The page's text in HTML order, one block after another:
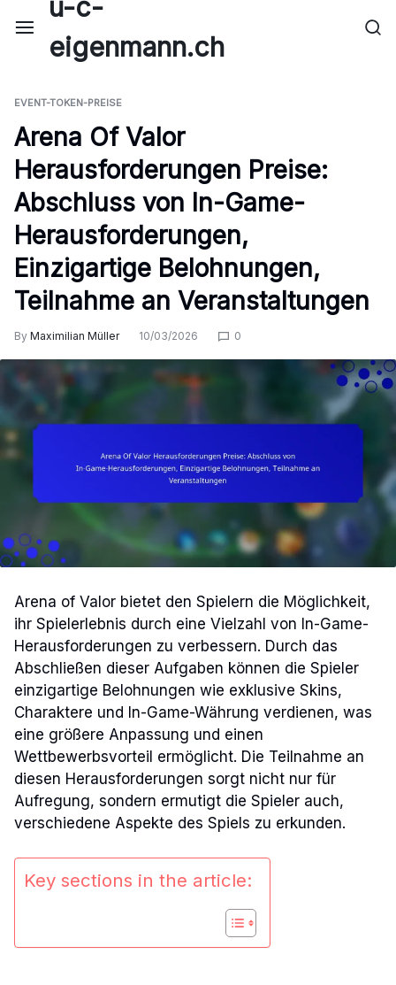
content
u-c-
eigenmann.ch
EVENT-TOKEN-PREISE
Arena Of Valor
Herausforderungen Preise:
Abschluss von In-Game-
Herausforderungen,
Einzigartige Belohnungen,
Teilnahme an Veranstaltungen
By Maximilian Müller 10/03/2026 0
Arena of Valor bietet den Spielern die Möglichkeit,
ihr Spielerlebnis durch eine Vielzahl von In-Game-
Herausforderungen zu verbessern. Durch das
Abschließen dieser Aufgaben können die Spieler
einzigartige Belohnungen wie exklusive Skins,
Charaktere und In-Game-Währung verdienen, was
eine größere Anpassung und einen
Wettbewerbsvorteil ermöglicht. Die Teilnahme an
diesen Herausforderungen sorgt nicht nur für
Aufregung, sondern ermutigt die Spieler auch,
verschiedene Aspekte des Spiels zu erkunden.
Key sections in the article: